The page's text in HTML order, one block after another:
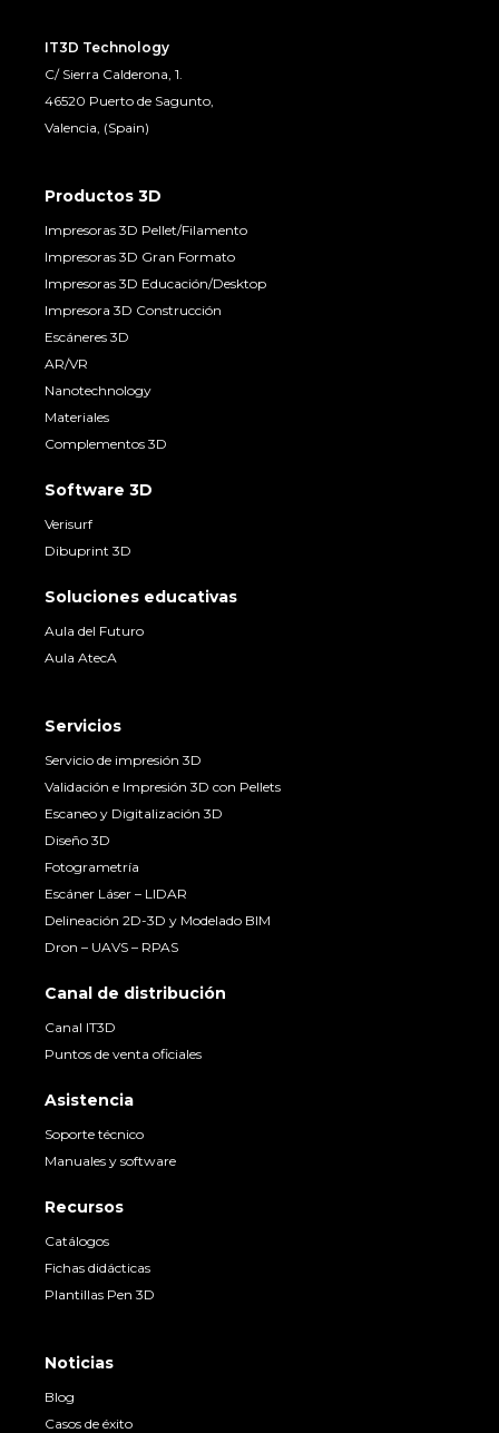
IT3D Technology
C/ Sierra Calderona, 1.
46520 Puerto de Sagunto,
Valencia, (Spain)
Productos 3D
Impresoras 3D Pellet/Filamento
Impresoras 3D Gran Formato
Impresoras 3D Educación/Desktop
Impresora 3D Construcción
Escáneres 3D
AR/VR
Nanotechnology
Materiales
Complementos 3D
Software 3D
Verisurf
Dibuprint 3D
Soluciones educativas
Aula del Futuro
Aula AtecA
Servicios
Servicio de impresión 3D
Validación e Impresión 3D con Pellets
Escaneo y Digitalización 3D
Diseño 3D
Fotogrametría
Escáner Láser – LIDAR
Delineación 2D-3D y Modelado BIM
Dron – UAVS – RPAS
Canal de distribución
Canal IT3D
Puntos de venta oficiales
Asistencia
Soporte técnico
Manuales y software
Recursos
Catálogos
Fichas didácticas
Plantillas Pen 3D
Noticias
Blog
Casos de éxito